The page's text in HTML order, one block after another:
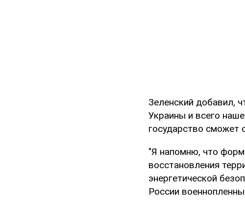
Зеленский добавил,
Украины и всего
государство сможет
"Я напомню, что
восстановления
энергетической
России